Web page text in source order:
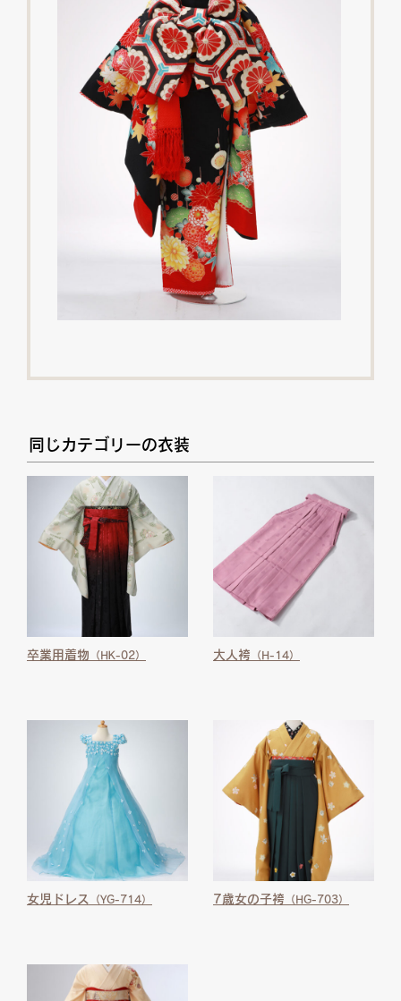
同じカテゴリーの衣装
卒業用着物 （HK-02） 大人袴 （H-14）
女児ドレス （YG-714） 7歳女の子袴 （HG-703）